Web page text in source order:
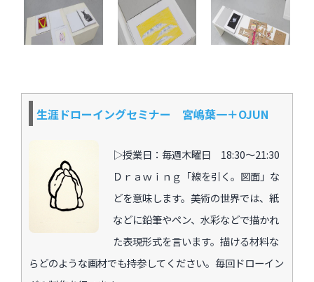
イベント
オープン講座
過去のイベント・オープン講座・展覧会
過去のイベント
過去のオープン講座
過去の展覧会
配信中のオンライン講座
全ての記事ページ
生涯ドローイングセミナー 宮嶋葉一＋OJUN
▷授業日：毎週木曜日 18:30〜21:30
Ｄｒａｗｉｎｇ「線を引く。図面」な
どを意味します。美術の世界では、紙
などに鉛筆やペン、水彩などで描かれ
た表現形式を言います。描ける材料な
らどのような画材でも持参してください。毎回ドローイン